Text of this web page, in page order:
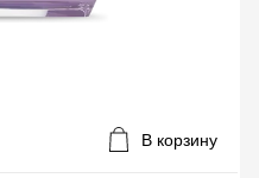
В корзину